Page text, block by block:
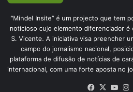
“Mindel Insite” é um projecto que tem
noticioso cujo elemento diferenciador é
S. Vicente. A iniciativa visa preencher
campo do jornalismo nacional,
plataforma de difusão de notícias de
internacional, com uma forte aposta no
Facebook
X